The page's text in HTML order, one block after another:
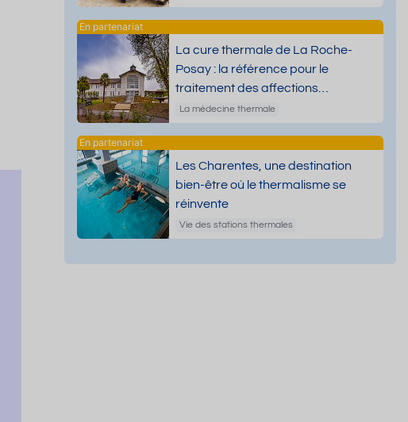
La cure thermale de La Roche-
Posay : la référence pour le
traitement des affections
dermatologiques
La médecine thermale
Les Charentes, une destination
bien-être où le thermalisme se
réinvente
Vie des stations thermales